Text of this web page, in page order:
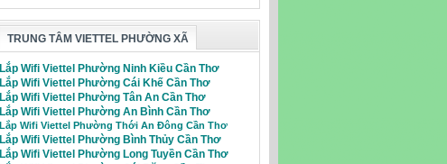
TRUNG TÂM VIETTEL PHƯỜNG XÃ
Lắp Wifi Viettel Phường Ninh Kiều Cần Thơ
Lắp Wifi Viettel Phường Cái Khế Cần Thơ
Lắp Wifi Viettel Phường Tân An Cần Thơ
Lắp Wifi Viettel Phường An Bình Cần Thơ
Lắp Wifi Viettel Phường Thới An Đông Cần Thơ
Lắp Wifi Viettel Phường Bình Thủy Cần Thơ
Lắp Wifi Viettel Phường Long Tuyền Cần Thơ